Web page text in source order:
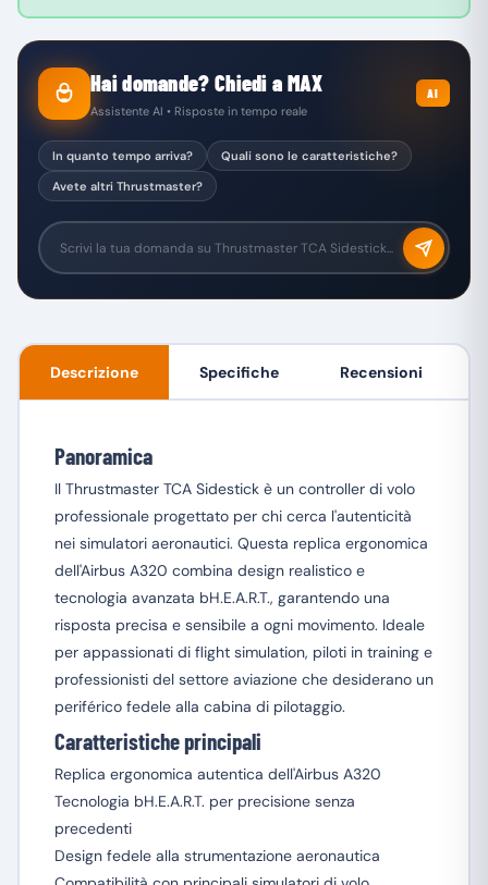
Hai domande? Chiedi a MAX
Assistente AI • Risposte in tempo reale
AI
In quanto tempo arriva?
Quali sono le caratteristiche?
Avete altri Thrustmaster?
Descrizione Specifiche Recensioni
Panoramica
Il Thrustmaster TCA Sidestick è un controller di volo
professionale progettato per chi cerca l'autenticità
nei simulatori aeronautici. Questa replica ergonomica
dell'Airbus A320 combina design realistico e
tecnologia avanzata bH.E.A.R.T., garantendo una
risposta precisa e sensibile a ogni movimento. Ideale
per appassionati di flight simulation, piloti in training e
professionisti del settore aviazione che desiderano un
periférico fedele alla cabina di pilotaggio.
Caratteristiche principali
Replica ergonomica autentica dell'Airbus A320
Tecnologia bH.E.A.R.T. per precisione senza
precedenti
Design fedele alla strumentazione aeronautica